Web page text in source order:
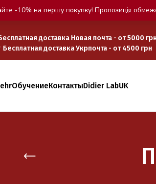
доставка Новая почта - от 5000 грн
Бесплатная доставка Укрпочта - от 4500 грн
ОбучениеКонтактыDidier LabUK
-10% на першу покупку! Пропозиція